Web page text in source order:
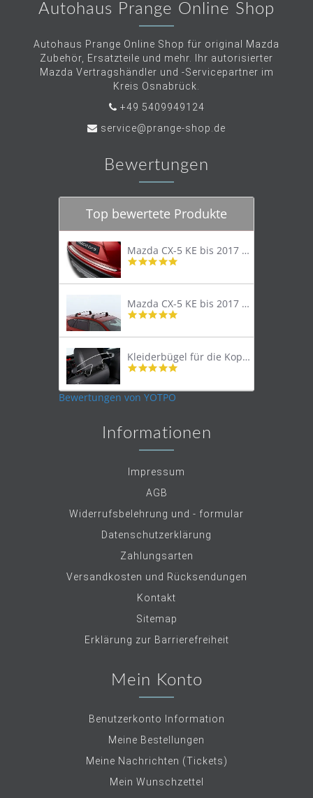
Autohaus Prange Online Shop
Autohaus Prange Online Shop für original Mazda
Zubehör, Ersatzteile und mehr. Ihr autorisierter
Mazda Vertragshändler und -Servicepartner im
Kreis Osnabrück.
+49 5409949124
service@prange-shop.de
Bewertungen
Top bewertete Produkte
Mazda CX-5 KE bis 2017 Trittschutzleiste Edelstahl original
4.8
rating
Mazda CX-5 KE bis 2017 Lastenträger Dachträger
4.9
rating
Kleiderbügel für die Kopfstütze
4.9
rating
Bewertungen von YOTPO
Informationen
Impressum
AGB
Widerrufsbelehrung und - formular
Datenschutzerklärung
Zahlungsarten
Versandkosten und Rücksendungen
Kontakt
Sitemap
Erklärung zur Barrierefreiheit
Mein Konto
Benutzerkonto Information
Meine Bestellungen
Meine Nachrichten (Tickets)
Mein Wunschzettel